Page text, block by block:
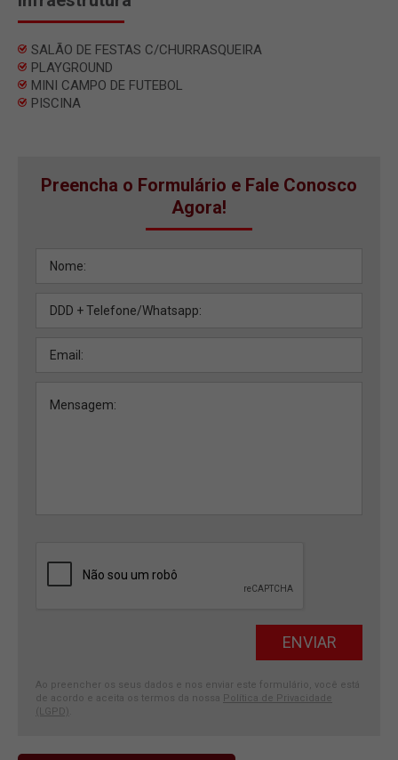
SALÃO DE FESTAS C/CHURRASQUEIRA
PLAYGROUND
MINI CAMPO DE FUTEBOL
PISCINA
Preencha o Formulário e Fale Conosco
Agora!
Ao preencher os seus dados e nos enviar este formulário, você está
de acordo e aceita os termos da nossa Política de Privacidade
(LGPD)